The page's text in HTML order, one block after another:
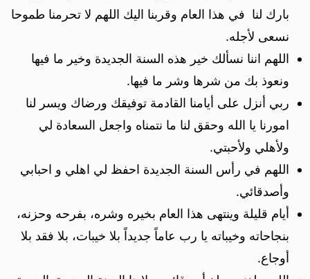
بارك لنا في هذا العام وقربنا اليك اللهم لا تحرمنا طموحا
نسعى لأجله.
اللهم اننا نسألك خير هذه السنة الجديدة وخير ما فيها
ونعوذ بك من شرها وشر ما فيها.
ربي أنزل على أيامنا القادمة توفيقك ورضاك ويسر لنا
امورنا يا الله وحقق لنا ما نتمناه واجعل السعادة لي
ولأهلي ولأحبتي.
اللهم في رأس السنة الجديدة احفظ لي اهلي و احبابي
وأصدقائي.
أيام قليلة وينتهى هذا العام بخيره وشره، بفرحه وحزنه،
بنجاحاته وخيباته يا رب عاماً جديداً بلا خيبات، بلا فقد بلا
أوجاع.